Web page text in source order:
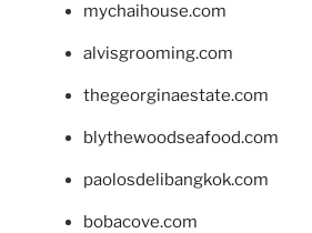
mychaihouse.com
alvisgrooming.com
thegeorginaestate.com
blythewoodseafood.com
paolosdelibangkok.com
bobacove.com